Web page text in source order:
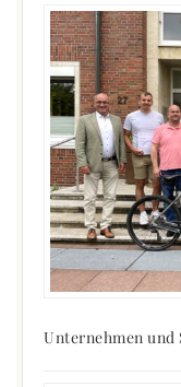
Unternehmen und